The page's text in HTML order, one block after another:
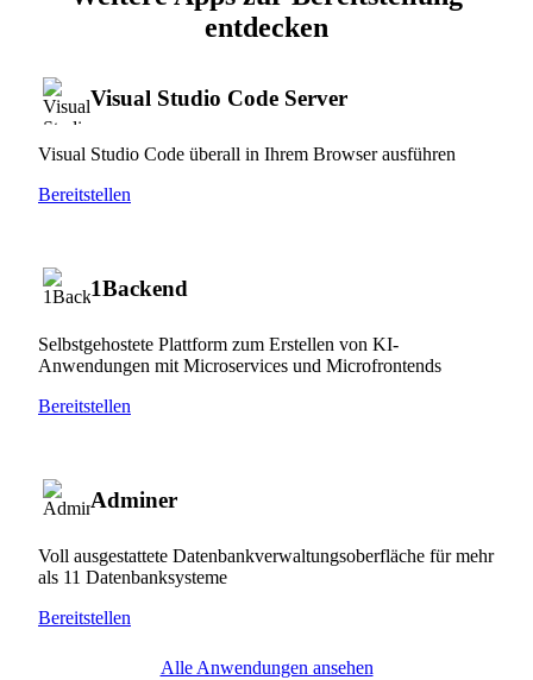
entdecken
Visual Studio Code Server
Visual Studio Code überall in Ihrem Browser ausführen
Bereitstellen
1Backend
Selbstgehostete Plattform zum Erstellen von KI-
Anwendungen mit Microservices und Microfrontends
Bereitstellen
Adminer
Voll ausgestattete Datenbankverwaltungsoberfläche für mehr
als 11 Datenbanksysteme
Bereitstellen
Alle Anwendungen ansehen